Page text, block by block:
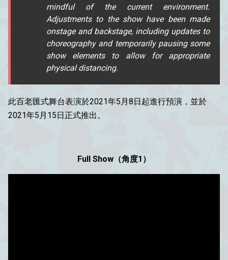
mindful of the current environment.
Adjustments to the show have been made
onstage and backstage, including updates to
choreography and temporarily pausing some
show elements to allow for appropriate
physical distancing.
此百老匯式舞台表演於2021年5月8日起進行預演，並於
2021年5月15日正式推出。
Full Show（角度1）